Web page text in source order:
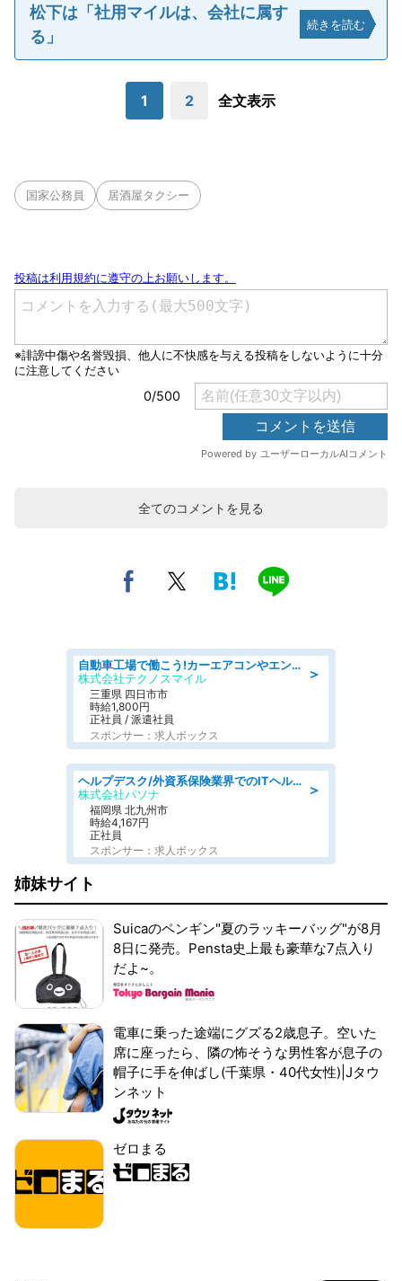
松下は「社用マイルは、会社に属す
る」
続きを読む
1 2 全文表示
国家公務員 居酒屋タクシー
全てのコメントを見る
＞
自動車工場で働こう!カーエアコンやエンジンの製造・加工業務/寮完備 denso aichi
株式会社テクノスマイル
三重県 四日市市
時給1,800円
正社員 / 派遣社員
スポンサー：求人ボックス
＞
ヘルプデスク/外資系保険業界でのITヘルプデスク業務/駅近/即日勤務可/ヘルプデスク
株式会社パソナ
福岡県 北九州市
時給4,167円
正社員
スポンサー：求人ボックス
姉妹サイト
Suicaのペンギン"夏のラッキーバッグ"が8月
8日に発売。Pensta史上最も豪華な7点入り
だよ~。
電車に乗った途端にグズる2歳息子。空いた
席に座ったら、隣の怖そうな男性客が息子の
帽子に手を伸ばし(千葉県・40代女性)|Jタウ
ンネット
ゼロまる